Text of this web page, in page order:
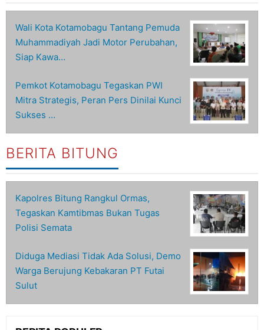
Wali Kota Kotamobagu Tantang Pemuda
Muhammadiyah Jadi Motor Perubahan,
Siap Kawa…
Pemkot Kotamobagu Tegaskan PWI
Mitra Strategis, Peran Pers Dinilai Kunci
Sukses …
BERITA BITUNG
Kapolres Bitung Rangkul Ormas,
Tegaskan Kamtibmas Bukan Tugas
Polisi Semata
Diduga Mediasi Tidak Ada Solusi, Demo
Warga Berujung Kebakaran PT Futai
Sulut